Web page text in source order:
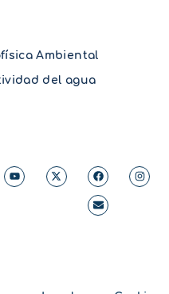
Ambiental
del agua